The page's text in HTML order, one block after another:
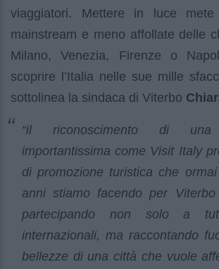
viaggiatori. Mettere in luce mete
mainstream e meno affollate delle
Milano, Venezia, Firenze o
scoprire l’Italia nelle sue mille
sottolinea la sindaca di Viterbo
“il riconoscimento di una
importantissima come Visit Italy
di promozione turistica che
anni stiamo facendo per
partecipando non solo a
internazionali, ma raccontando
bellezze di una città che vuole